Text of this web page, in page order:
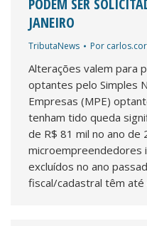
PODEM SER
JANEIRO
TributaNews Por
Alterações valem para
optantes pelo Simples
Empresas (MPE)
tenham tido queda
de R$ 81 mil no ano de
microempreendedores
excluídos no ano
fiscal/cadastral têm